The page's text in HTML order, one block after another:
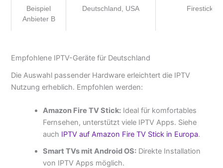
Beispiel
Anbieter B
Deutschland, USA Firestick,
Empfohlene IPTV-Geräte für Deutschland
Die Auswahl passender Hardware erleichtert die IPTV
Nutzung erheblich. Empfohlen werden:
Amazon Fire TV Stick: Ideal für komfortables
Fernsehen, unterstützt viele IPTV Apps. Siehe
auch IPTV auf Amazon Fire TV Stick in Europa.
Smart TVs mit Android OS: Direkte Installation
von IPTV Apps möglich.